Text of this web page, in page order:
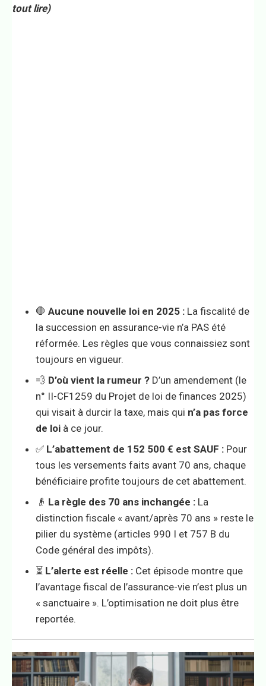
tout lire)
🛑 Aucune nouvelle loi en 2025 : La fiscalité de
la succession en assurance-vie n’a PAS été
réformée. Les règles que vous connaissiez sont
toujours en vigueur.
💨 D’où vient la rumeur ? D’un amendement (le
n° II-CF1259 du Projet de loi de finances 2025)
qui visait à durcir la taxe, mais qui n’a pas force
de loi à ce jour.
✅ L’abattement de 152 500 € est SAUF : Pour
tous les versements faits avant 70 ans, chaque
bénéficiaire profite toujours de cet abattement.
👴 La règle des 70 ans inchangée : La
distinction fiscale « avant/après 70 ans » reste le
pilier du système (articles 990 I et 757 B du
Code général des impôts).
⏳ L’alerte est réelle : Cet épisode montre que
l’avantage fiscal de l’assurance-vie n’est plus un
« sanctuaire ». L’optimisation ne doit plus être
reportée.